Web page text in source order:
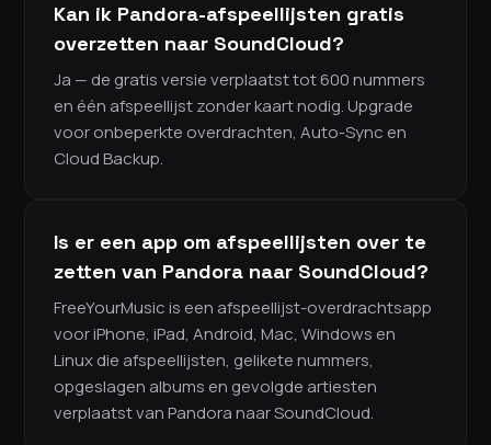
Kan ik Pandora-afspeellijsten gratis
overzetten naar SoundCloud?
Ja — de gratis versie verplaatst tot 600 nummers
en één afspeellijst zonder kaart nodig. Upgrade
voor onbeperkte overdrachten, Auto-Sync en
Cloud Backup.
Is er een app om afspeellijsten over te
zetten van Pandora naar SoundCloud?
FreeYourMusic is een afspeellijst-overdrachtsapp
voor iPhone, iPad, Android, Mac, Windows en
Linux die afspeellijsten, gelikete nummers,
opgeslagen albums en gevolgde artiesten
verplaatst van Pandora naar SoundCloud.